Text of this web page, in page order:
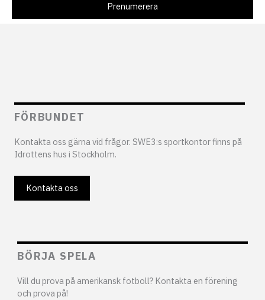
FÖRBUNDET
Kontakta oss gärna vid frågor. SWE3:s sportkontor finns på
Idrottens hus i Stockholm.
Kontakta oss
BÖRJA SPELA
Vill du prova på amerikansk fotboll? Kontakta en förening
och prova på!